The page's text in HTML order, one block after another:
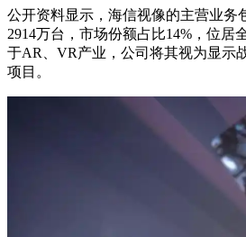
公开资料显示，海信视像的主营业务
2914万台，市场份额占比14%，位
于AR、VR产业，公司将其视为显示
项目。